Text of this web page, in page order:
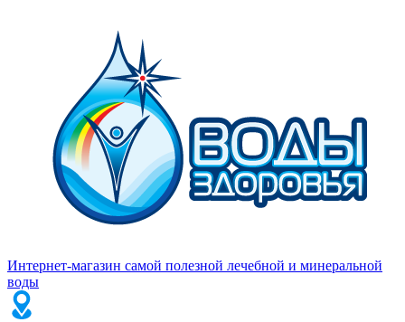
Интернет-магазин самой полезной лечебной и минеральной
воды